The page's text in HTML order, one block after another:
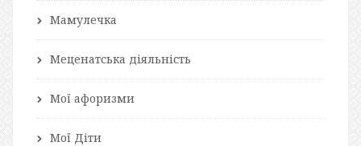
Мамулечка
Меценатська діяльність
Мої афоризми
Мої Діти